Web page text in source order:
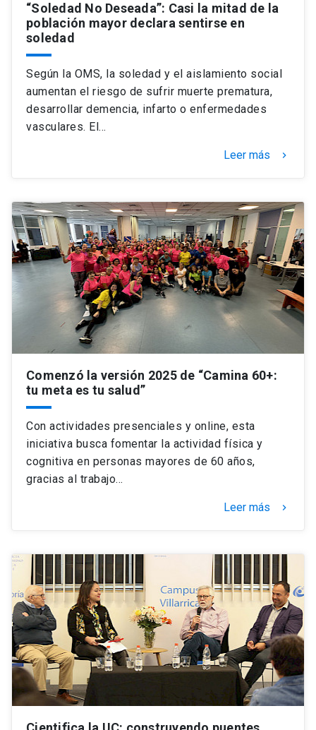
“Soledad No Deseada”: Casi la mitad de la
población mayor declara sentirse en
soledad
Según la OMS, la soledad y el aislamiento social
aumentan el riesgo de sufrir muerte prematura,
desarrollar demencia, infarto o enfermedades
vasculares. El…
Leer más keyboard_arrow_right
Comenzó la versión 2025 de “Camina 60+:
tu meta es tu salud”
Con actividades presenciales y online, esta
iniciativa busca fomentar la actividad física y
cognitiva en personas mayores de 60 años,
gracias al trabajo…
Leer más keyboard_arrow_right